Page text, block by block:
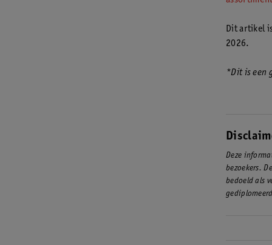
Dit artikel
2026.
*Dit is een
Deze
bezoekers.
bedoeld als